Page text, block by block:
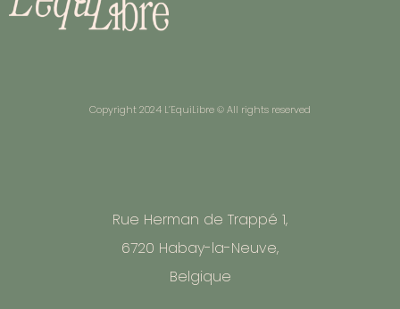
Copyright 2024 L’EquiLibre © All rights reserved
Rue Herman de Trappé 1,
6720 Habay-la-Neuve,
Belgique